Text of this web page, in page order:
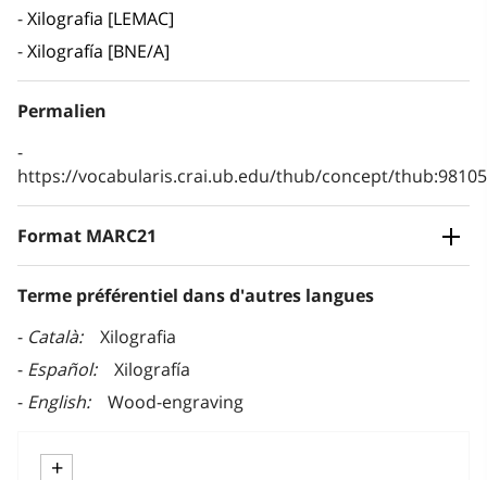
Xilografia [LEMAC]
Xilografía [BNE/A]
Permalien
https://vocabularis.crai.ub.edu/thub/concept/
Format MARC21
Terme préférentiel dans d'autres langues
Català
Xilografia
Español
Xilografía
English
Wood-engraving
+